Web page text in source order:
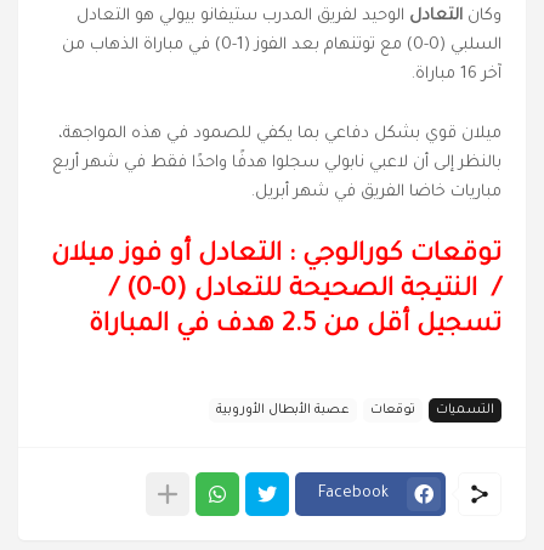
وكان التعادل الوحيد لفريق المدرب ستيفانو بيولي هو التعادل
السلبي (0-0) مع توتنهام بعد الفوز (1-0) في مباراة الذهاب من
آخر 16 مباراة.
ميلان قوي بشكل دفاعي بما يكفي للصمود في هذه المواجهة،
بالنظر إلى أن لاعبي نابولي سجلوا هدفًا واحدًا فقط في شهر أربع
مباريات خاضا الفريق في شهر أبريل.
توقعات كورالوجي : التعادل أو فوز ميلان
/ النتيجة الصحيحة للتعادل (0-0)
/
تسجيل أقل من 2.5 هدف في المباراة
التسميات توقعات عصبة الأبطال الأوروبية
Facebook